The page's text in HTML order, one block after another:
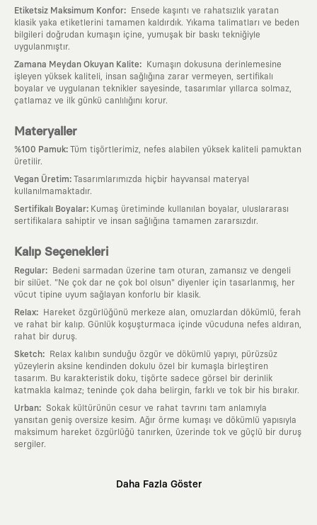
Etiketsiz Maksimum Konfor:
Ensede kaşıntı ve rahatsızlık yaratan
klasik yaka etiketlerini tamamen kaldırdık. Yıkama talimatları ve beden
bilgileri doğrudan kumaşın içine, yumuşak bir baskı tekniğiyle
uygulanmıştır.
Zamana Meydan Okuyan Kalite:
Kumaşın dokusuna derinlemesine
işleyen yüksek kaliteli, insan sağlığına zarar vermeyen, sertifikalı
boyalar ve uygulanan teknikler sayesinde, tasarımlar yıllarca solmaz,
çatlamaz ve ilk günkü canlılığını korur.
Materyaller
%100 Pamuk: Tüm tişörtlerimiz, nefes alabilen yüksek kaliteli pamuktan
üretilir.
Vegan Üretim: Tasarımlarımızda hiçbir hayvansal materyal
kullanılmamaktadır.
Sertifikalı Boyalar: Kumaş üretiminde kullanılan boyalar, uluslararası
sertifikalara sahiptir ve insan sağlığına tamamen zararsızdır.
Kalıp Seçenekleri
Regular:
Bedeni sarmadan üzerine tam oturan, zamansız ve dengeli
bir silüet. "Ne çok dar ne çok bol olsun" diyenler için tasarlanmış, her
vücut tipine uyum sağlayan konforlu bir klasik.
Relax:
Hareket özgürlüğünü merkeze alan, omuzlardan dökümlü, ferah
ve rahat bir kalıp. Günlük koşuşturmaca içinde vücuduna nefes aldıran,
rahat bir duruş.
Sketch:
Relax kalıbın sunduğu özgür ve dökümlü yapıyı, pürüzsüz
yüzeylerin aksine kendinden dokulu özel bir kumaşla birleştiren
tasarım. Bu karakteristik doku, tişörte sadece görsel bir derinlik
katmakla kalmaz; teninde çok daha belirgin, farklı ve tok bir his bırakır.
Urban: Sokak kültürünün cesur ve rahat tavrını tam anlamıyla
yansıtan geniş oversize kesim. Ağır örme kumaşı ve dökümlü yapısıyla
maksimum hareket özgürlüğü tanırken, üzerinde tok ve güçlü bir duruş
sergiler.
Daha Fazla Göster